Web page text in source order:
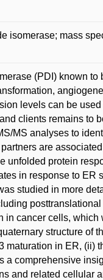
isomerase; mass
(PDI) known to
levels can be
clients remains to
MS analyses to
are
unfolded protein
in response to ER
studied in more
in cancer cells,
structure of
maturation in ER, (ii)
comprehensive
and related cellular